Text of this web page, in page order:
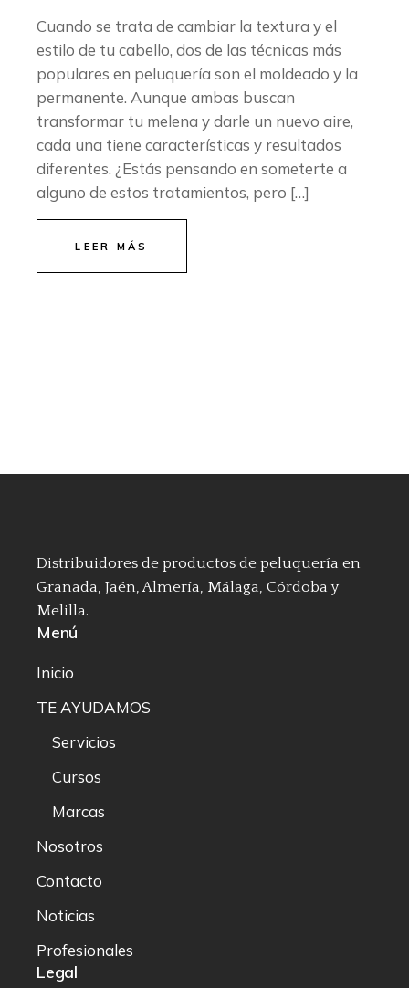
Cuando se trata de cambiar la textura y el
estilo de tu cabello, dos de las técnicas más
populares en peluquería son el moldeado y la
permanente. Aunque ambas buscan
transformar tu melena y darle un nuevo aire,
cada una tiene características y resultados
diferentes. ¿Estás pensando en someterte a
alguno de estos tratamientos, pero […]
LEER MÁS
Distribuidores de productos de peluquería en
Granada, Jaén, Almería, Málaga, Córdoba y
Melilla.
Menú
Inicio
TE AYUDAMOS
Servicios
Cursos
Marcas
Nosotros
Contacto
Noticias
Profesionales
Legal